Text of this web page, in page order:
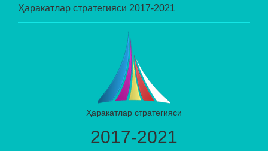
Ҳаракатлар стратегияси 2017-2021
Ҳаракатлар стратегияси
2017-2021